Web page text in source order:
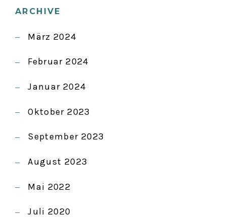
ARCHIVE
März 2024
Februar 2024
Januar 2024
Oktober 2023
September 2023
August 2023
Mai 2022
Juli 2020